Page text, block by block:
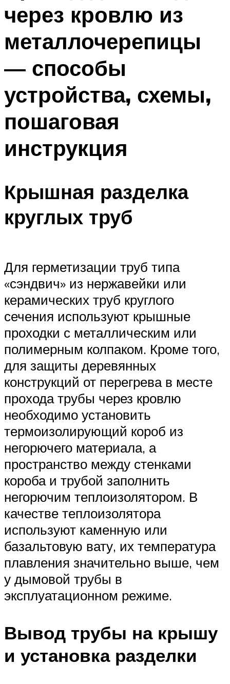
Меню
через кровлю из
металлочерепицы
— способы
устройства, схемы,
пошаговая
инструкция
Крышная разделка
круглых труб
Для герметизации труб типа
«сэндвич» из нержавейки или
керамических труб круглого
сечения используют крышные
проходки с металлическим или
полимерным колпаком. Кроме того,
для защиты деревянных
конструкций от перегрева в месте
прохода трубы через кровлю
необходимо установить
термоизолирующий короб из
негорючего материала, а
пространство между стенками
короба и трубой заполнить
негорючим теплоизолятором. В
качестве теплоизолятора
используют каменную или
базальтовую вату, их температура
плавления значительно выше, чем
у дымовой трубы в
эксплуатационном режиме.
Вывод трубы на крышу
и установка разделки